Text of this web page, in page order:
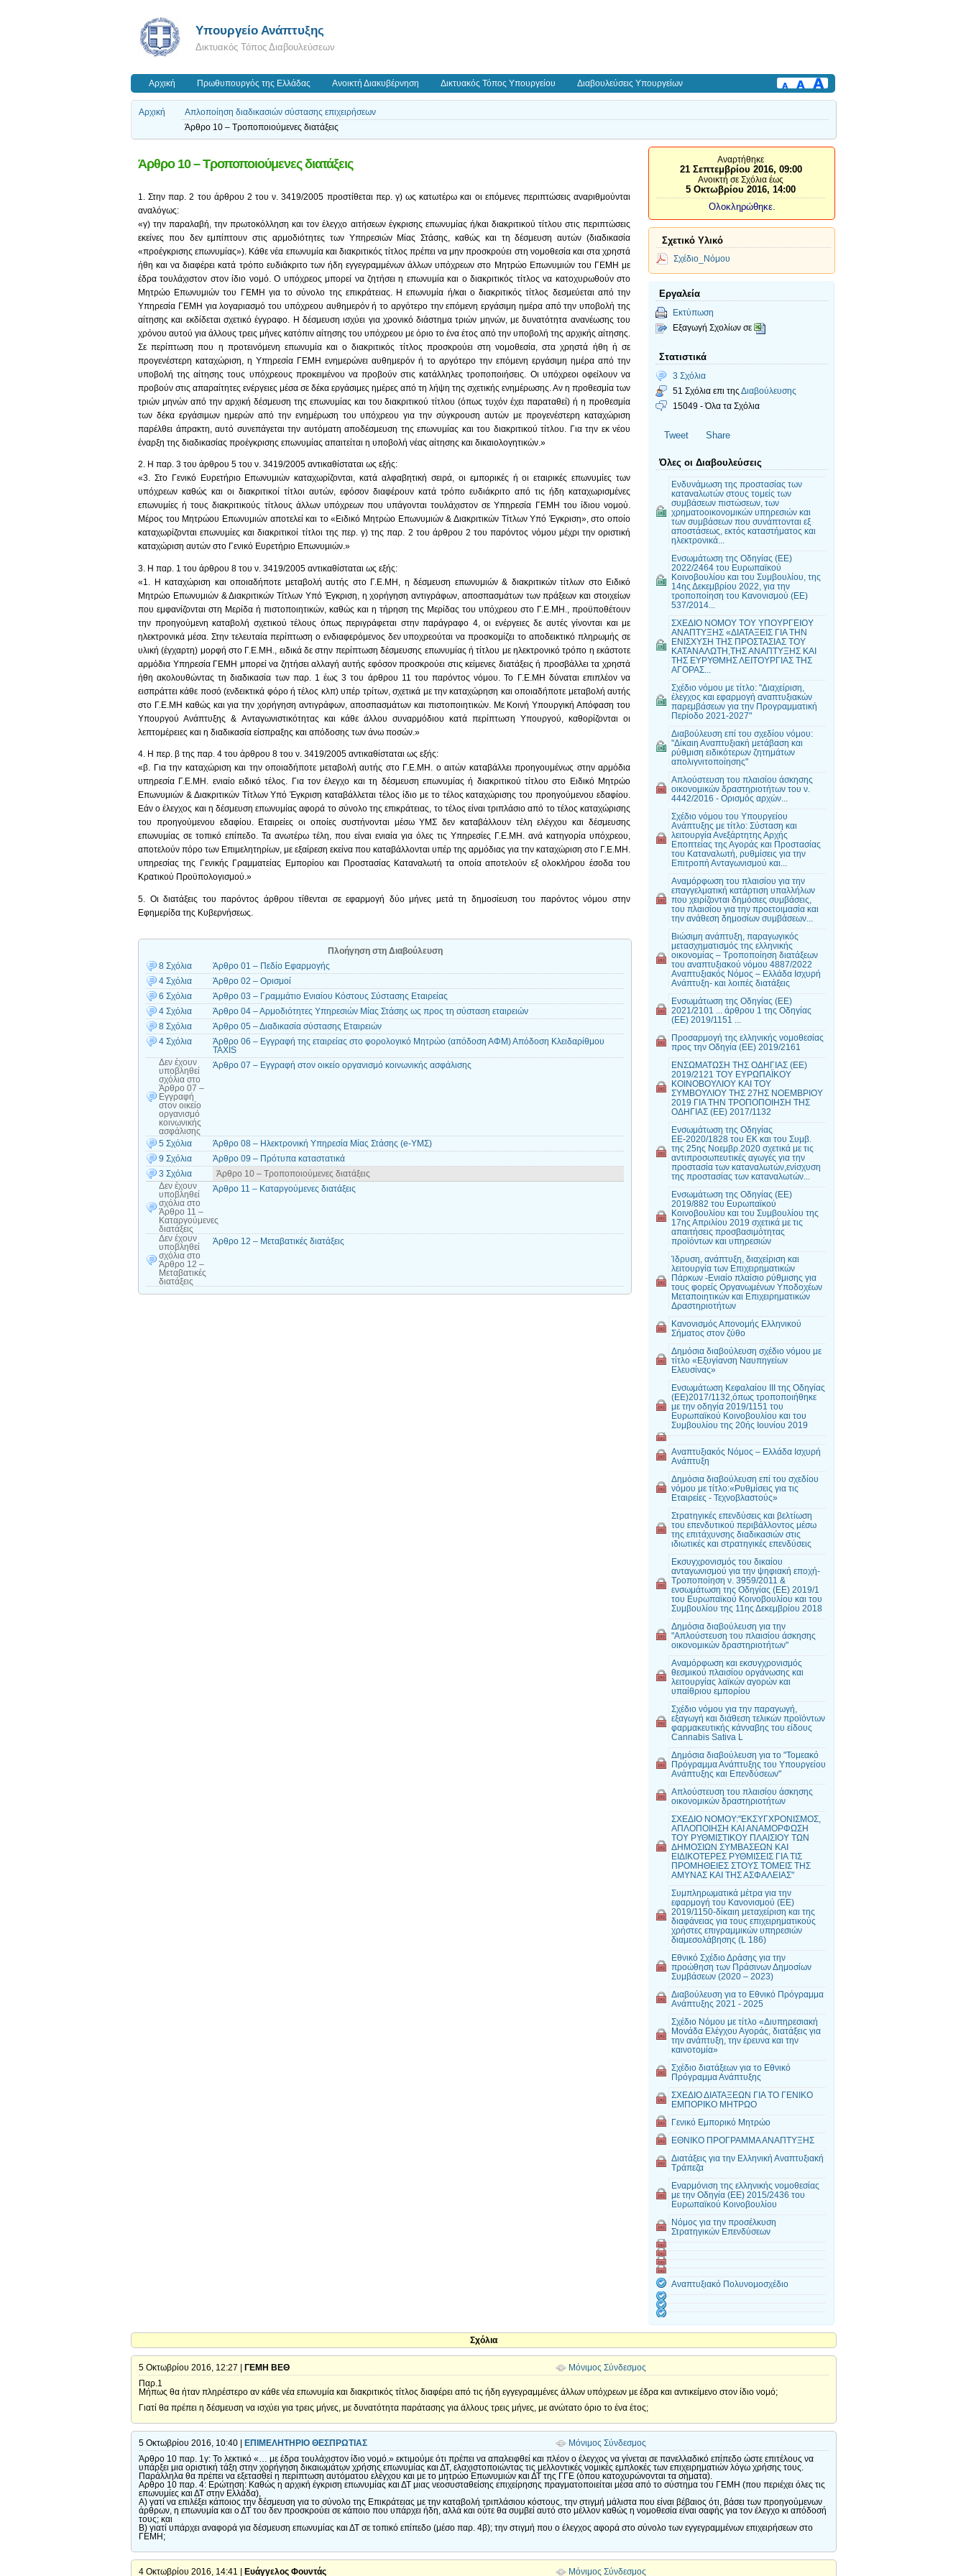
Υπουργείο Ανάπτυξης
Δικτυακός Τόπος Διαβουλεύσεων
Αρχική Πρωθυπουργός της Ελλάδας Ανοικτή Διακυβέρνηση Δικτυακός Τόπος Υπουργείου Διαβουλεύσεις Υπουργείων
Αρχική
Απλοποίηση διαδικασιών σύστασης επιχειρήσεων
Άρθρο 10 – Τροποποιούμενες διατάξεις
Άρθρο 10 – Τροποποιούμενες διατάξεις
1. Στην παρ. 2 του άρθρου 2 του ν. 3419/2005 προστίθεται περ. γ) ως κατωτέρω και οι επόμενες περιπτώσεις αναριθμούνται
αναλόγως:
«γ) την παραλαβή, την πρωτοκόλληση και τον έλεγχο αιτήσεων έγκρισης επωνυμίας ή/και διακριτικού τίτλου στις περιπτώσεις
εκείνες που δεν εμπίπτουν στις αρμοδιότητες των Υπηρεσιών Μίας Στάσης, καθώς και τη δέσμευση αυτών (διαδικασία
«προέγκρισης επωνυμίας»). Κάθε νέα επωνυμία και διακριτικός τίτλος πρέπει να μην προσκρούει στη νομοθεσία και στα χρηστά
ήθη και να διαφέρει κατά τρόπο ευδιάκριτο των ήδη εγγεγραμμένων άλλων υπόχρεων στο Μητρώο Επωνυμιών του ΓΕΜΗ με
έδρα τουλάχιστον στον ίδιο νομό. Ο υπόχρεος μπορεί να ζητήσει η επωνυμία και ο διακριτικός τίτλος να κατοχυρωθούν στο
Μητρώο Επωνυμιών του ΓΕΜΗ για το σύνολο της επικράτειας. Η επωνυμία ή/και ο διακριτικός τίτλος δεσμεύεται από την
Υπηρεσία ΓΕΜΗ για λογαριασμό του υπόχρεου αυθημερόν ή το αργότερο την επόμενη εργάσιμη ημέρα από την υποβολή της
αίτησης και εκδίδεται σχετικό έγγραφο. Η δέσμευση ισχύει για χρονικό διάστημα τριών μηνών, με δυνατότητα ανανέωσης του
χρόνου αυτού για άλλους τρεις μήνες κατόπιν αίτησης του υπόχρεου με όριο το ένα έτος από την υποβολή της αρχικής αίτησης.
Σε περίπτωση που η προτεινόμενη επωνυμία και ο διακριτικός τίτλος προσκρούει στη νομοθεσία, στα χρηστά ήθη ή σε
προγενέστερη καταχώριση, η Υπηρεσία ΓΕΜΗ ενημερώνει αυθημερόν ή το αργότερο την επόμενη εργάσιμη ημέρα από την
υποβολή της αίτησης τους υπόχρεους προκειμένου να προβούν στις κατάλληλες τροποποιήσεις. Οι υπόχρεοι οφείλουν να
προβούν στις απαραίτητες ενέργειες μέσα σε δέκα εργάσιμες ημέρες από τη λήψη της σχετικής ενημέρωσης. Αν η προθεσμία των
τριών μηνών από την αρχική δέσμευση της επωνυμίας και του διακριτικού τίτλου (όπως τυχόν έχει παραταθεί) ή η προθεσμία
των δέκα εργάσιμων ημερών από την ενημέρωση του υπόχρεου για την σύγκρουση αυτών με προγενέστερη καταχώριση
παρέλθει άπρακτη, αυτό συνεπάγεται την αυτόματη αποδέσμευση της επωνυμίας και του διακριτικού τίτλου. Για την εκ νέου
έναρξη της διαδικασίας προέγκρισης επωνυμίας απαιτείται η υποβολή νέας αίτησης και δικαιολογητικών.»
2. Η παρ. 3 του άρθρου 5 του ν. 3419/2005 αντικαθίσταται ως εξής:
«3. Στο Γενικό Ευρετήριο Επωνυμιών καταχωρίζονται, κατά αλφαβητική σειρά, οι εμπορικές ή οι εταιρικές επωνυμίες των
υπόχρεων καθώς και οι διακριτικοί τίτλοι αυτών, εφόσον διαφέρουν κατά τρόπο ευδιάκριτο από τις ήδη καταχωρισμένες
επωνυμίες ή τους διακριτικούς τίτλους άλλων υπόχρεων που υπάγονται τουλάχιστον σε Υπηρεσία ΓΕΜΗ του ίδιου νομού.
Μέρος του Μητρώου Επωνυμιών αποτελεί και το «Ειδικό Μητρώο Επωνυμιών & Διακριτικών Τίτλων Υπό Έγκριση», στο οποίο
καταχωρίζονται επωνυμίες και διακριτικοί τίτλοι της περ. γ) της παρ. 2 του άρθρου 2 του παρόντος νόμου μέχρι την οριστική
καταχώριση αυτών στο Γενικό Ευρετήριο Επωνυμιών.»
3. Η παρ. 1 του άρθρου 8 του ν. 3419/2005 αντικαθίσταται ως εξής:
«1. Η καταχώριση και οποιαδήποτε μεταβολή αυτής στο Γ.Ε.ΜΗ, η δέσμευση επωνυμιών & διακριτικών τίτλων στο Ειδικό
Μητρώο Επωνυμιών & Διακριτικών Τίτλων Υπό Έγκριση, η χορήγηση αντιγράφων, αποσπασμάτων των πράξεων και στοιχείων
που εμφανίζονται στη Μερίδα ή πιστοποιητικών, καθώς και η τήρηση της Μερίδας του υπόχρεου στο Γ.Ε.ΜΗ., προϋποθέτουν
την προηγούμενη καταβολή σχετικού τέλους όπως περιγράφεται στην παράγραφο 4, οι ενέργειες δε αυτές γίνονται και με
ηλεκτρονικά μέσα. Στην τελευταία περίπτωση ο ενδιαφερόμενος δεν υποχρεούται να προσκομίζει το αποδεικτικό πληρωμής σε
υλική (έγχαρτη) μορφή στο Γ.Ε.ΜΗ., ειδικά δε στην περίπτωση δέσμευσης επωνυμίας ή τίτλου με ηλεκτρονικό τρόπο η εκάστοτε
αρμόδια Υπηρεσία ΓΕΜΗ μπορεί να ζητήσει αλλαγή αυτής εφόσον προσκρούει στις κείμενες διατάξεις ή προσβάλλει τα χρηστά
ήθη ακολουθώντας τη διαδικασία των παρ. 1 έως 3 του άρθρου 11 του παρόντος νόμου. Το Γ.Ε.ΜΗ δύναται επιπλέον να
εισπράττει κάθε ποσό (ενδεικτικά φόρο ή τέλος κλπ) υπέρ τρίτων, σχετικά με την καταχώρηση και οποιαδήποτε μεταβολή αυτής
στο Γ.Ε.ΜΗ καθώς και για την χορήγηση αντιγράφων, αποσπασμάτων και πιστοποιητικών. Με Κοινή Υπουργική Απόφαση του
Υπουργού Ανάπτυξης & Ανταγωνιστικότητας και κάθε άλλου συναρμόδιου κατά περίπτωση Υπουργού, καθορίζονται οι
λεπτομέρειες και η διαδικασία είσπραξης και απόδοσης των άνω ποσών.»
4. Η περ. β της παρ. 4 του άρθρου 8 του ν. 3419/2005 αντικαθίσταται ως εξής:
«β. Για την καταχώριση και την οποιαδήποτε μεταβολή αυτής στο Γ.Ε.ΜΗ. ο αιτών καταβάλλει προηγουμένως στην αρμόδια
υπηρεσία Γ.Ε.ΜΗ. ενιαίο ειδικό τέλος. Για τον έλεγχο και τη δέσμευση επωνυμίας ή διακριτικού τίτλου στο Ειδικό Μητρώο
Επωνυμιών & Διακριτικών Τίτλων Υπό Έγκριση καταβάλλεται τέλος ίδιο με το τέλος καταχώρισης του προηγούμενου εδαφίου.
Εάν ο έλεγχος και η δέσμευση επωνυμίας αφορά το σύνολο της επικράτειας, το τέλος είναι τριπλάσιο από το τέλος καταχώρισης
του προηγούμενου εδαφίου. Εταιρείες οι οποίες συστήνονται μέσω ΥΜΣ δεν καταβάλλουν τέλη ελέγχου και δέσμευσης
επωνυμίας σε τοπικό επίπεδο. Τα ανωτέρω τέλη, που είναι ενιαία για όλες τις Υπηρεσίες Γ.Ε.ΜΗ. ανά κατηγορία υπόχρεου,
αποτελούν πόρο των Επιμελητηρίων, με εξαίρεση εκείνα που καταβάλλονται υπέρ της αρμόδιας για την καταχώριση στο Γ.Ε.ΜΗ.
υπηρεσίας της Γενικής Γραμματείας Εμπορίου και Προστασίας Καταναλωτή τα οποία αποτελούν εξ ολοκλήρου έσοδα του
Κρατικού Προϋπολογισμού.»
5. Οι διατάξεις του παρόντος άρθρου τίθενται σε εφαρμογή δύο μήνες μετά τη δημοσίευση του παρόντος νόμου στην
Εφημερίδα της Κυβερνήσεως.
Πλοήγηση στη Διαβούλευση
8 Σχόλια
Άρθρο 01 – Πεδίο Εφαρμογής
4 Σχόλια
Άρθρο 02 – Ορισμοί
6 Σχόλια
Άρθρο 03 – Γραμμάτιο Ενιαίου Κόστους Σύστασης Εταιρείας
4 Σχόλια
Άρθρο 04 – Αρμοδιότητες Υπηρεσιών Μίας Στάσης ως προς τη σύσταση εταιρειών
8 Σχόλια
Άρθρο 05 – Διαδικασία σύστασης Εταιρειών
4 Σχόλια
Άρθρο 06 – Εγγραφή της εταιρείας στο φορολογικό Μητρώο (απόδοση ΑΦΜ) Απόδοση Κλειδαρίθμου
TAXIS
Δεν έχουν
υποβληθεί
σχόλια στο
Άρθρο 07 –
Εγγραφή
στον οικείο
οργανισμό
κοινωνικής
ασφάλισης
Άρθρο 07 – Εγγραφή στον οικείο οργανισμό κοινωνικής ασφάλισης
5 Σχόλια
Άρθρο 08 – Ηλεκτρονική Υπηρεσία Μίας Στάσης (e-ΥΜΣ)
9 Σχόλια
Άρθρο 09 – Πρότυπα καταστατικά
3 Σχόλια
Άρθρο 10 – Τροποποιούμενες διατάξεις
Δεν έχουν
υποβληθεί
σχόλια στο
Άρθρο 11 –
Καταργούμενες
διατάξεις
Άρθρο 11 – Καταργούμενες διατάξεις
Δεν έχουν
υποβληθεί
σχόλια στο
Άρθρο 12 –
Μεταβατικές
διατάξεις
Άρθρο 12 – Μεταβατικές διατάξεις
Αναρτήθηκε
21 Σεπτεμβρίου 2016, 09:00
Ανοικτή σε Σχόλια έως
5 Οκτωβρίου 2016, 14:00
Ολοκληρώθηκε.
Σχετικό Υλικό
Σχέδιο_Νόμου
Εργαλεία
Εκτύπωση
Εξαγωγή Σχολίων σε
Στατιστικά
3 Σχόλια
51 Σχόλια επι της Διαβούλευσης
15049 - Όλα τα Σχόλια
Tweet Share
Όλες οι Διαβουλεύσεις
Ενδυνάμωση της προστασίας των
καταναλωτών στους τομείς των
συμβάσεων πιστώσεων, των
χρηματοοικονομικών υπηρεσιών και
των συμβάσεων που συνάπτονται εξ
αποστάσεως, εκτός καταστήματος και
ηλεκτρονικά...
Ενσωμάτωση της Οδηγίας (ΕΕ)
2022/2464 του Ευρωπαϊκού
Κοινοβουλίου και του Συμβουλίου, της
14ης Δεκεμβρίου 2022, για την
τροποποίηση του Κανονισμού (ΕΕ)
537/2014...
ΣΧΕΔΙΟ ΝΟΜΟΥ ΤΟΥ ΥΠΟΥΡΓΕΙΟΥ
ΑΝΑΠΤΥΞΗΣ «ΔΙΑΤΑΞΕΙΣ ΓΙΑ ΤΗΝ
ΕΝΙΣΧΥΣΗ ΤΗΣ ΠΡΟΣΤΑΣΙΑΣ ΤΟΥ
ΚΑΤΑΝΑΛΩΤΗ,ΤΗΣ ΑΝΑΠΤΥΞΗΣ ΚΑΙ
ΤΗΣ ΕΥΡΥΘΜΗΣ ΛΕΙΤΟΥΡΓΙΑΣ ΤΗΣ
ΑΓΟΡΑΣ...
Σχέδιο νόμου με τίτλο: "Διαχείριση,
έλεγχος και εφαρμογή αναπτυξιακών
παρεμβάσεων για την Προγραμματική
Περίοδο 2021-2027"
Διαβούλευση επί του σχεδίου νόμου:
"Δίκαιη Αναπτυξιακή μετάβαση και
ρύθμιση ειδικότερων ζητημάτων
απολιγνιτοποίησης"
Απλούστευση του πλαισίου άσκησης
οικονομικών δραστηριοτήτων του ν.
4442/2016 - Ορισμός αρχών...
Σχέδιο νόμου του Υπουργείου
Ανάπτυξης με τίτλο: Σύσταση και
λειτουργία Ανεξάρτητης Αρχής
Εποπτείας της Αγοράς και Προστασίας
του Καταναλωτή, ρυθμίσεις για την
Επιτροπή Ανταγωνισμού και...
Αναμόρφωση του πλαισίου για την
επαγγελματική κατάρτιση υπαλλήλων
που χειρίζονται δημόσιες συμβάσεις,
του πλαισίου για την προετοιμασία και
την ανάθεση δημοσίων συμβάσεων...
Βιώσιμη ανάπτυξη, παραγωγικός
μετασχηματισμός της ελληνικής
οικονομίας – Τροποποίηση διατάξεων
του αναπτυξιακού νόμου 4887/2022
Αναπτυξιακός Νόμος – Ελλάδα Ισχυρή
Ανάπτυξη- και λοιπές διατάξεις
Ενσωμάτωση της Οδηγίας (ΕΕ)
2021/2101 ... άρθρου 1 της Οδηγίας
(ΕΕ) 2019/1151 ...
Προσαρμογή της ελληνικής νομοθεσίας
προς την Οδηγία (ΕΕ) 2019/2161
ΕΝΣΩΜΑΤΩΣΗ ΤΗΣ ΟΔΗΓΙΑΣ (ΕΕ)
2019/2121 ΤΟΥ ΕΥΡΩΠΑΪΚΟΥ
ΚΟΙΝΟΒΟΥΛΙΟΥ ΚΑΙ ΤΟΥ
ΣΥΜΒΟΥΛΙΟΥ ΤΗΣ 27ΗΣ ΝΟΕΜΒΡΙΟΥ
2019 ΓΙΑ ΤΗΝ ΤΡΟΠΟΠΟΙΗΣΗ ΤΗΣ
ΟΔΗΓΙΑΣ (ΕΕ) 2017/1132
Ενσωμάτωση της Οδηγίας
ΕΕ-2020/1828 του ΕΚ και του Συμβ.
της 25ης Νοεμβρ.2020 σχετικά με τις
αντιπροσωπευτικές αγωγές για την
προστασία των καταναλωτών,ενίσχυση
της προστασίας των καταναλωτών...
Ενσωμάτωση της Οδηγίας (ΕΕ)
2019/882 του Ευρωπαϊκού
Κοινοβουλίου και του Συμβουλίου της
17ης Απριλίου 2019 σχετικά με τις
απαιτήσεις προσβασιμότητας
προϊόντων και υπηρεσιών
Ίδρυση, ανάπτυξη, διαχείριση και
λειτουργία των Επιχειρηματικών
Πάρκων -Ενιαίο πλαίσιο ρύθμισης για
τους φορείς Οργανωμένων Υποδοχέων
Μεταποιητικών και Επιχειρηματικών
Δραστηριοτήτων
Κανονισμός Απονομής Ελληνικού
Σήματος στον ζύθο
Δημόσια διαβούλευση σχέδιο νόμου με
τίτλο «Εξυγίανση Ναυπηγείων
Ελευσίνας»
Ενσωμάτωση Κεφαλαίου III της Οδηγίας
(ΕΕ)2017/1132,όπως τροποποιήθηκε
με την οδηγία 2019/1151 του
Ευρωπαϊκού Κοινοβουλίου και του
Συμβουλίου της 20ής Ιουνίου 2019
Αναπτυξιακός Νόμος – Ελλάδα Ισχυρή
Ανάπτυξη
Δημόσια διαβούλευση επί του σχεδίου
νόμου με τίτλο:«Ρυθμίσεις για τις
Εταιρείες - Τεχνοβλαστούς»
Στρατηγικές επενδύσεις και βελτίωση
του επενδυτικού περιβάλλοντος μέσω
της επιτάχυνσης διαδικασιών στις
ιδιωτικές και στρατηγικές επενδύσεις
Εκσυγχρονισμός του δικαίου
ανταγωνισμού για την ψηφιακή εποχή-
Τροποποίηση ν. 3959/2011 &
ενσωμάτωση της Οδηγίας (ΕΕ) 2019/1
του Ευρωπαϊκού Κοινοβουλίου και του
Συμβουλίου της 11ης Δεκεμβρίου 2018
Δημόσια διαβούλευση για την
"Απλούστευση του πλαισίου άσκησης
οικονομικών δραστηριοτήτων"
Αναμόρφωση και εκσυγχρονισμός
θεσμικού πλαισίου οργάνωσης και
λειτουργίας λαϊκών αγορών και
υπαίθριου εμπορίου
Σχέδιο νόμου για την παραγωγή,
εξαγωγή και διάθεση τελικών προϊόντων
φαρμακευτικής κάνναβης του είδους
Cannabis Sativa L
Δημόσια διαβούλευση για το "Τομεακό
Πρόγραμμα Ανάπτυξης του Υπουργείου
Ανάπτυξης και Επενδύσεων"
Απλούστευση του πλαισίου άσκησης
οικονομικών δραστηριοτήτων
ΣΧΕΔΙΟ ΝΟΜΟΥ:"ΕΚΣΥΓΧΡΟΝΙΣΜΟΣ,
ΑΠΛΟΠΟΙΗΣΗ ΚΑΙ ΑΝΑΜΟΡΦΩΣΗ
ΤΟΥ ΡΥΘΜΙΣΤΙΚΟΥ ΠΛΑΙΣΙΟΥ ΤΩΝ
ΔΗΜΟΣΙΩΝ ΣΥΜΒΑΣΕΩΝ ΚΑΙ
ΕΙΔΙΚΟΤΕΡΕΣ ΡΥΘΜΙΣΕΙΣ ΓΙΑ ΤΙΣ
ΠΡΟΜΗΘΕΙΕΣ ΣΤΟΥΣ ΤΟΜΕΙΣ ΤΗΣ
ΑΜΥΝΑΣ ΚΑΙ ΤΗΣ ΑΣΦΑΛΕΙΑΣ"
Συμπληρωματικά μέτρα για την
εφαρμογή του Κανονισμού (ΕΕ)
2019/1150-δίκαιη μεταχείριση και της
διαφάνειας για τους επιχειρηματικούς
χρήστες επιγραμμικών υπηρεσιών
διαμεσολάβησης (L 186)
Εθνικό Σχέδιο Δράσης για την
προώθηση των Πράσινων Δημοσίων
Συμβάσεων (2020 – 2023)
Διαβούλευση για το Εθνικό Πρόγραμμα
Ανάπτυξης 2021 - 2025
Σχέδιο Νόμου με τίτλο «Διυπηρεσιακή
Μονάδα Ελέγχου Αγοράς, διατάξεις για
την ανάπτυξη, την έρευνα και την
καινοτομία»
Σχέδιο διατάξεων για το Εθνικό
Πρόγραμμα Ανάπτυξης
ΣΧΕΔΙΟ ΔΙΑΤΑΞΕΩΝ ΓΙΑ ΤΟ ΓΕΝΙΚΟ
ΕΜΠΟΡΙΚΟ ΜΗΤΡΩΟ
Γενικό Εμπορικό Μητρώο
ΕΘΝΙΚΟ ΠΡΟΓΡΑΜΜΑ ΑΝΑΠΤΥΞΗΣ
Διατάξεις για την Ελληνική Αναπτυξιακή
Τράπεζα
Εναρμόνιση της ελληνικής νομοθεσίας
με την Οδηγία (ΕΕ) 2015/2436 του
Ευρωπαϊκού Κοινοβουλίου
Νόμος για την προσέλκυση
Στρατηγικών Επενδύσεων
Αναπτυξιακό Πολυνομοσχέδιο
Σχόλια
5 Οκτωβρίου 2016, 12:27 | ΓΕΜΗ ΒΕΘ
Μόνιμος Σύνδεσμος
Παρ.1
Μήπως θα ήταν πληρέστερο αν κάθε νέα επωνυμία και διακριτικός τίτλος διαφέρει από τις ήδη εγγεγραμμένες άλλων υπόχρεων με έδρα και αντικείμενο στον ίδιο νομό;
Γιατί θα πρέπει η δέσμευση να ισχύει για τρεις μήνες, με δυνατότητα παράτασης για άλλους τρεις μήνες, με ανώτατο όριο το ένα έτος;
5 Οκτωβρίου 2016, 10:40 | ΕΠΙΜΕΛΗΤΗΡΙΟ ΘΕΣΠΡΩΤΙΑΣ
Μόνιμος Σύνδεσμος
Άρθρο 10 παρ. 1γ: Το λεκτικό «… με έδρα τουλάχιστον ίδιο νομό.» εκτιμούμε ότι πρέπει να απαλειφθεί και πλέον ο έλεγχος να γίνεται σε πανελλαδικό επίπεδο ώστε επιτέλους να
υπάρξει μια οριστική τάξη στην χορήγηση δικαιωμάτων χρήσης επωνυμίας και ΔΤ, ελαχιστοποιώντας τις μελλοντικές νομικές εμπλοκές των επιχειρηματιών λόγω χρήσης τους.
Παράλληλα θα πρέπει να εξετασθεί η περίπτωση αυτόματου ελέγχου και με το μητρώο Επωνυμιών και ΔΤ της ΓΓΕ (όπου κατοχυρώνονται τα σήματα).
Αρθρο 10 παρ. 4: Ερώτηση: Καθώς η αρχική έγκριση επωνυμίας και ΔΤ μιας νεοσυσταθείσης επιχείρησης πραγματοποιείται μέσα από το σύστημα του ΓΕΜΗ (που περιέχει όλες τις
επωνυμίες και ΔΤ στην Ελλάδα),
Α) γατί να επιλέξει κάποιος την δέσμευση για το σύνολο της Επικράτειας με την καταβολή τριπλάσιου κόστους, την στιγμή μάλιστα που είναι βέβαιος ότι, βάσει των προηγούμενων
άρθρων, η επωνυμία και ο ΔΤ του δεν προσκρούει σε κάποιο που υπάρχει ήδη, αλλά και ούτε θα συμβεί αυτό στο μέλλον καθώς η νομοθεσία είναι σαφής για τον έλεγχο κι απόδοσή
τους; και
Β) γιατί υπάρχει αναφορά για δέσμευση επωνυμίας και ΔΤ σε τοπικό επίπεδο (μέσο παρ. 4β); την στιγμή που ο έλεγχος αφορά στο σύνολο των εγγεγραμμένων επιχειρήσεων στο
ΓΕΜΗ;
4 Οκτωβρίου 2016, 14:41 | Ευάγγελος Φουντάς Μόνιμος Σύνδεσμος